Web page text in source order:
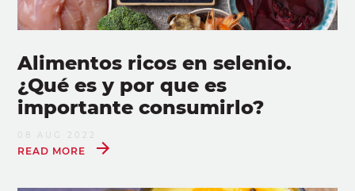
Alimentos ricos en selenio.
¿Qué es y por que es
importante consumirlo?
08 AUG 2022
READ MORE